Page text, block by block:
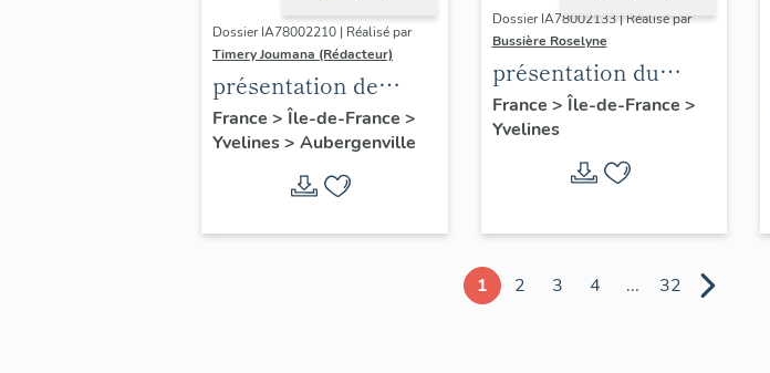
Dossier IA78002210 | Réalisé par
Timery Joumana (Rédacteur)
présentation de
l'étude
d'Elisabethville
France > Île-de-France >
Yvelines> Aubergenville
Dossier IA78002133 | Réalisé par
Bussière Roselyne
présentation du
diagnostic
patrimonial, urbain
et paysager de Seine-
France > Île-de-France >
Yvelines
1 2 3 4 ... 32